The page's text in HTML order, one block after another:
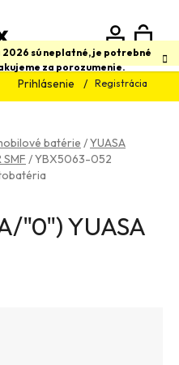
sú neplatné, je potrebné
za porozumenie.
Prihlásenie Registrácia
Hľadať
batérie /YUASA
/YBX5063-052
"0") YUASA